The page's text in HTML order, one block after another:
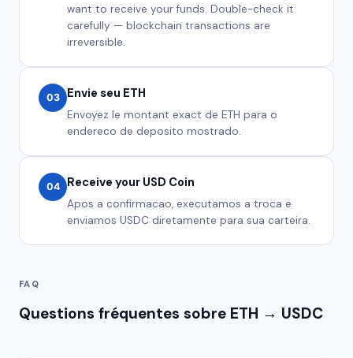
want to receive your funds. Double-check it
carefully — blockchain transactions are
irreversible.
03 Envie seu ETH
Envoyez le montant exact de ETH para o
endereco de deposito mostrado.
04 Receive your USD Coin
Apos a confirmacao, executamos a troca e
enviamos USDC diretamente para sua carteira.
FAQ
Questions fréquentes sobre ETH → USDC